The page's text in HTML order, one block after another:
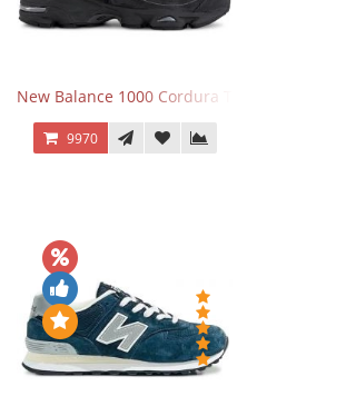
New Balance 1000 Cordura Trainers Black
9970